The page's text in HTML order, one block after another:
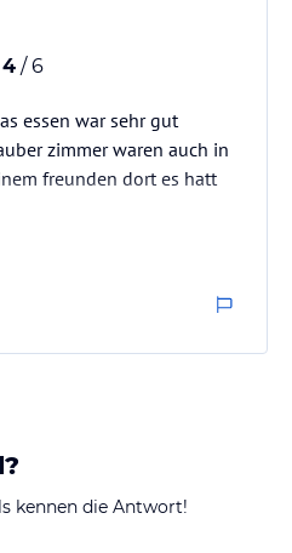
4 / 6
essen war sehr gut
zimmer waren auch in
freunden dort es hatt
kennen die Antwort!